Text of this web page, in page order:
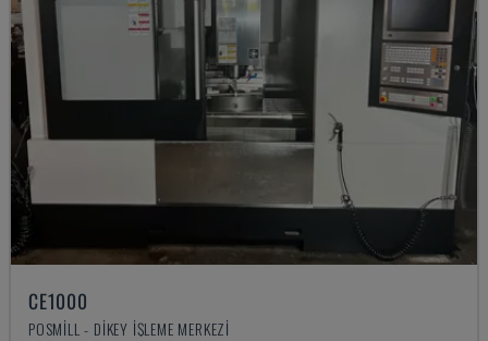
CE1000
POSMILL - DIKEY İŞLEME MERKEZI